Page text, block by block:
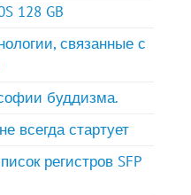
128 GB
связанные с
буддизма.
всегда стартует
регистров SFP